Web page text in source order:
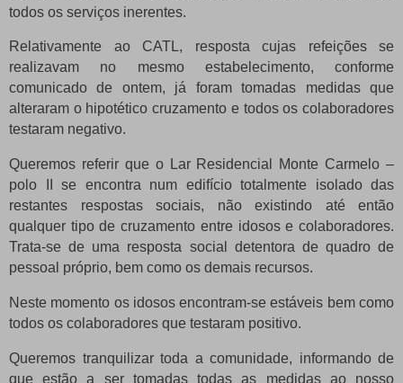
todos os serviços inerentes.
Relativamente ao CATL, resposta cujas refeições se
realizavam no mesmo estabelecimento, conforme
comunicado de ontem, já foram tomadas medidas que
alteraram o hipotético cruzamento e todos os colaboradores
testaram negativo.
Queremos referir que o Lar Residencial Monte Carmelo –
polo II se encontra num edifício totalmente isolado das
restantes respostas sociais, não existindo até então
qualquer tipo de cruzamento entre idosos e colaboradores.
Trata-se de uma resposta social detentora de quadro de
pessoal próprio, bem como os demais recursos.
Neste momento os idosos encontram-se estáveis bem como
todos os colaboradores que testaram positivo.
Queremos tranquilizar toda a comunidade, informando de
que estão a ser tomadas todas as medidas ao nosso